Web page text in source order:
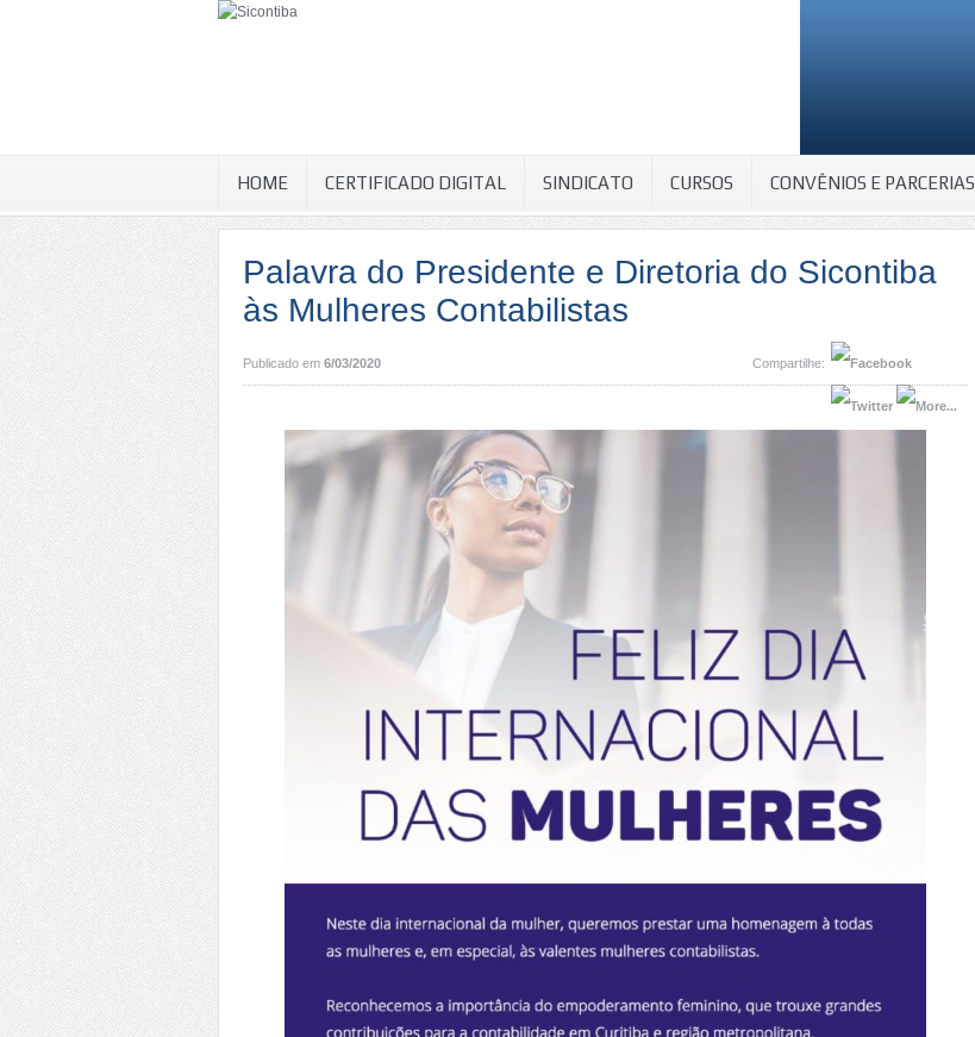
HOME CERTIFICADO DIGITAL SINDICATO CURSOS CONVÊNIOS E PARCERIAS
Palavra do Presidente e Diretoria do Sicontiba
às Mulheres Contabilistas
Publicado em 6/03/2020 Compartilhe: